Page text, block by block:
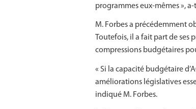
programmes eux-mêmes »,
M. Forbes a précédemment
Toutefois, il a fait part de ses
compressions budgétaires
« Si la capacité budgétaire
améliorations législatives
indiqué M. Forbes.